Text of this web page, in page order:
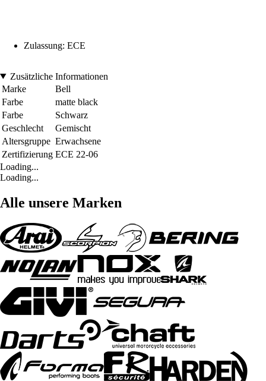
Zulassung: ECE
Zusätzliche Informationen
Marke
Bell
Farbe
matte black
Farbe
Schwarz
Geschlecht
Gemischt
Altersgruppe Erwachsene
Zertifizierung ECE 22-06
Loading...
Loading...
Alle unsere Marken